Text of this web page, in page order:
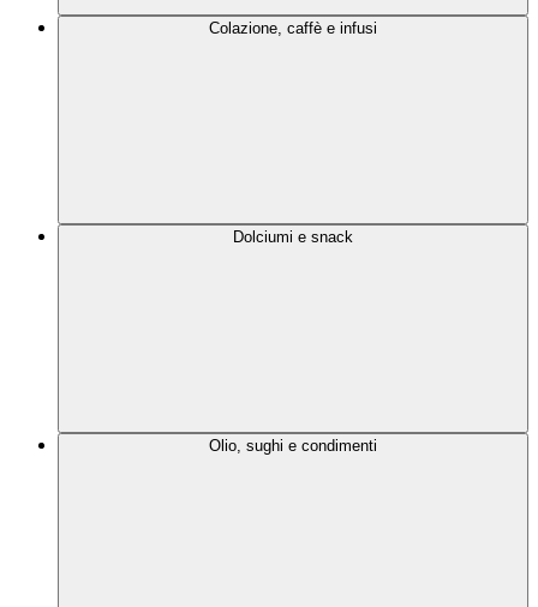
Colazione, caffè e infusi
Dolciumi e snack
Olio, sughi e condimenti